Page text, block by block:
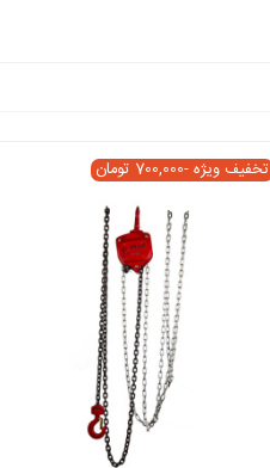
تخفیف ویژه-700,000 تومان